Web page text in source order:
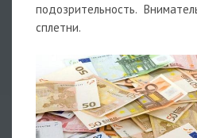
подозрительность.
сплетни.